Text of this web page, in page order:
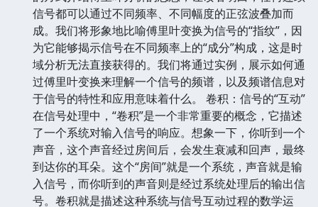
信号都可以通过不同频率、不同幅度的正弦波叠加而
成。我们将形象地比喻傅里叶变换为信号的“指纹”，因
为它能够揭示信号在不同频率上的“成分”构成，这是时
域分析无法直接获得的。我们将通过实例，展示如何通
过傅里叶变换来理解一个信号的频谱，以及频谱信息对
于信号的特性和应用意味着什么。 卷积：信号的“互动”
在信号处理中，“卷积”是一个非常重要的概念，它描述
了一个系统对输入信号的响应。想象一下，你听到一个
声音，这个声音经过房间后，会发生衰减和回声，最终
到达你的耳朵。这个“房间”就是一个系统，声音就是输
入信号，而你听到的声音则是经过系统处理后的输出信
号。卷积就是描述这种系统与信号互动过程的数学运